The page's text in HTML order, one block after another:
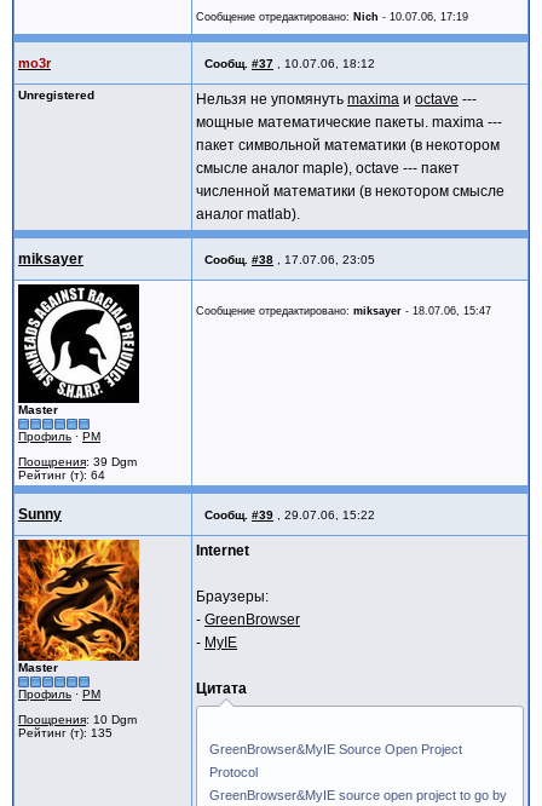
Сообщение отредактировано: Nich - 10.07.06, 17:19
mo3r Сообщ. #37 10.07.06, 18:12
Unregistered Нельзя не упомянуть maxima и octave ---
мощные математические пакеты. maxima ---
пакет символьной математики (в некотором
смысле аналог maple), octave --- пакет
численной математики (в некотором смысле
аналог matlab).
miksayer Сообщ. #38 17.07.06, 23:05
Master
Профиль · PM
Поощрения: 39 Dgm
Рейтинг (т): 64
Сообщение отредактировано: miksayer - 18.07.06, 15:47
Sunny Сообщ. #39 29.07.06, 15:22
Master
Профиль · PM
Поощрения: 10 Dgm
Рейтинг (т): 135
Internet
Браузеры:
- GreenBrowser
- MyIE
Цитата
GreenBrowser&MyIE Source Open Project
Protocol
GreenBrowser&MyIE source open project to go by